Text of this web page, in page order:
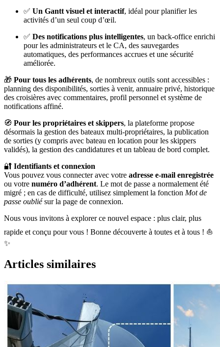
✅ Un Gantt visuel et interactif, idéal pour planifier les
activités d’un seul coup d’œil.
✅ Des notifications plus intelligentes, un back-office enrichi
pour les administrateurs et le CA, des sauvegardes
automatiques, des performances accrues et une sécurité
améliorée.
🎁 Pour tous les adhérents, de nombreux outils sont accessibles :
planning des disponibilités, sorties à venir, annuaire privé, historique
des croisières avec commentaires, profil personnel et système de
notifications affiné.
🧭 Pour les propriétaires et skippers, la plateforme propose
désormais la gestion des bateaux multi-propriétaires, la publication
de sorties (y compris avec bateau en location pour les skippers
validés), la gestion des candidatures et un tableau de bord complet.
🔐 Identifiants et connexion
Vous pouvez vous connecter avec votre adresse e-mail enregistrée
ou votre numéro d’adhérent. Le mot de passe a normalement été
migré ; en cas de difficulté, utilisez simplement la fonction Mot de
passe oubliésur la page de connexion.
Nous vous invitons à explorer ce nouvel espace : plus clair, plus
rapide et conçu pour vous ! Bonne découverte à toutes et à tous ! ⛵
✨
Articles similaires